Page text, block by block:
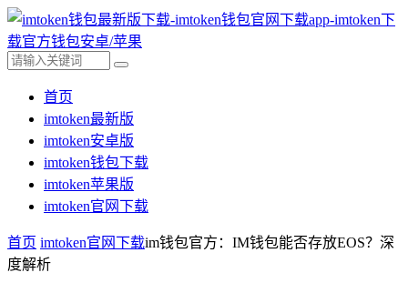
首页
imtoken最新版
imtoken安卓版
imtoken钱包下载
imtoken苹果版
imtoken官网下载
首页 imtoken官网下载im钱包官方：IM钱包能否存放EOS？深
度解析